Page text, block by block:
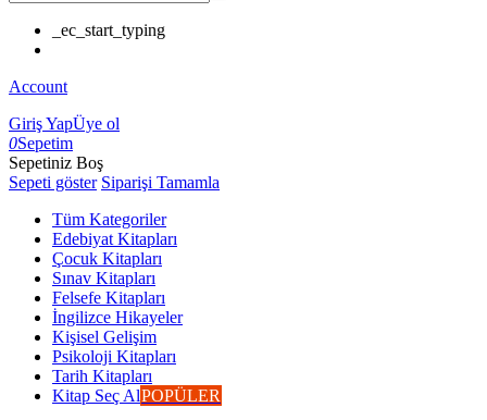
_ec_start_typing
Account
Giriş YapÜye ol
0Sepetim
Sepetiniz Boş
Sepeti göster Siparişi Tamamla
Tüm Kategoriler
Edebiyat Kitapları
Çocuk Kitapları
Sınav Kitapları
Felsefe Kitapları
İngilizce Hikayeler
Kişisel Gelişim
Psikoloji Kitapları
Tarih Kitapları
Kitap Seç AlPOPÜLER